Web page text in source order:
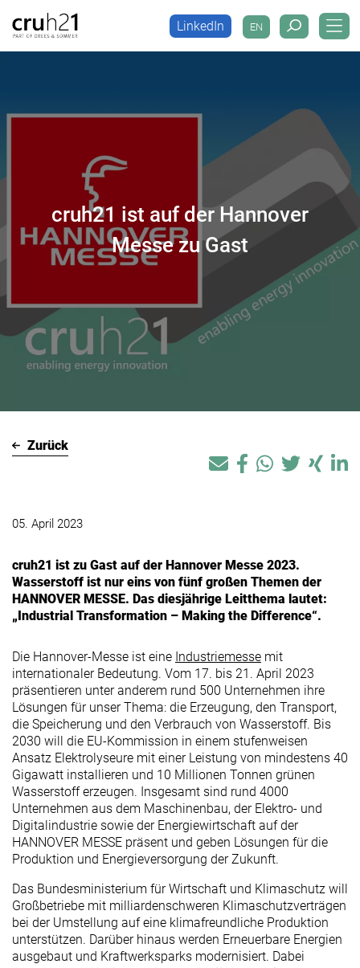
EN
LinkedIn EN
LinkedIn
cruh21 ist auf der Hannover
Messe zu Gast
Zurück
05. April 2023
cruh21 ist zu Gast auf der Hannover Messe 2023.
Wasserstoff ist nur eins von fünf großen Themen der
HANNOVER MESSE. Das diesjährige Leitthema lautet:
„Industrial Transformation – Making the Difference“.
Die Hannover-Messe ist eine Industriemesse mit
internationaler Bedeutung. Vom 17. bis 21. April 2023
präsentieren unter anderem rund 500 Unternehmen ihre
Lösungen für unser Thema: die Erzeugung, den Transport,
die Speicherung und den Verbrauch von Wasserstoff. Bis
2030 will die EU-Kommission in einem stufenweisen
Ansatz Elektrolyseure mit einer Leistung von mindestens 40
Gigawatt installieren und 10 Millionen Tonnen grünen
Wasserstoff erzeugen. Insgesamt sind rund 4000
Unternehmen aus dem Maschinenbau, der Elektro- und
Digitalindustrie sowie der Energiewirtschaft auf der
HANNOVER MESSE präsent und geben Lösungen für die
Produktion und Energieversorgung der Zukunft.
Das Bundesministerium für Wirtschaft und Klimaschutz will
Großbetriebe mit milliardenschweren Klimaschutzverträgen
bei der Umstellung auf eine klimafreundliche Produktion
unterstützen. Darüber hinaus werden Erneuerbare Energien
ausgebaut und Kraftwerksparks modernisiert. Dabei